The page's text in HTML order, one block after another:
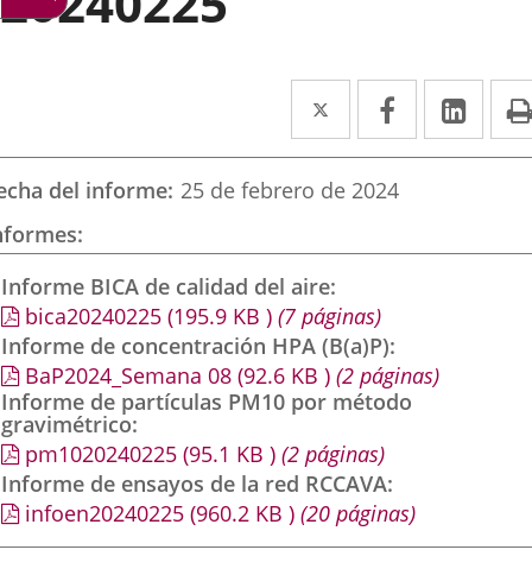
Twitter
Enlace
a
una
externa.
Facebook
Enlace
a
una
externa.
a
del informe 25 de febrero de 2024
Informe BICA de calidad del aire
bica20240225 (195.9 KB ) (7 páginas)
Informe de concentración HPA (B(a)P)
BaP2024_Semana 08 (92.6 KB ) (2 páginas)
Informe de partículas PM10 por método
gravimétrico
pm1020240225 (95.1 KB ) (2 páginas)
Informe de ensayos de la red RCCAVA
infoen20240225 (960.2 KB ) (20 páginas)